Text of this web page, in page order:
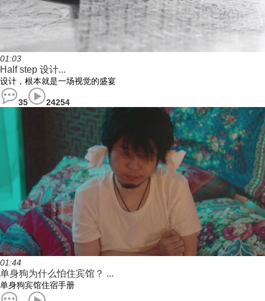
01:03
Half step 设计...
设计，根本就是一场视觉的盛宴
35 24254
01:44
单身狗为什么怕住宾馆？ ...
单身狗宾馆住宿手册